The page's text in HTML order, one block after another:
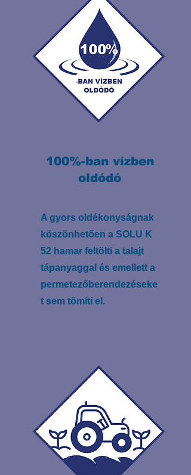
100%-ban vízben
oldódó
A gyors oldékonyságnak
köszönhetően a SOLU K
52 hamar feltölti a talajt
tápanyaggal és emellett a
permetezőberendezéseke
t sem tömíti el.